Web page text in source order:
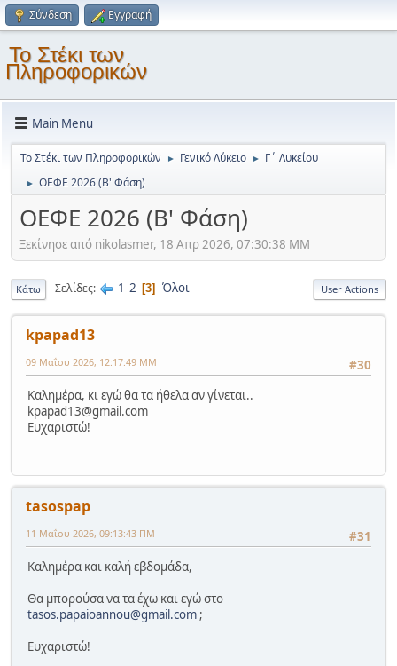
Σύνδεση Εγγραφή
Το Στέκι των
Πληροφορικών
Main Menu
Το Στέκι των Πληροφορικών ► Γενικό Λύκειο ► Γ΄ Λυκείου
► ΟΕΦΕ 2026 (Β' Φάση)
ΟΕΦΕ 2026 (Β' Φάση)
Ξεκίνησε από nikolasmer, 18 Απρ 2026, 07:30:38 ΜΜ
Κάτω Σελίδες 1 2 3 Όλοι User Actions
kpapad13
#30
09 Μαΐου 2026, 12:17:49 ΜΜ
Καλημέρα, κι εγώ θα τα ήθελα αν γίνεται..
kpapad13@gmail.com
Ευχαριστώ!
tasospap
#31
11 Μαΐου 2026, 09:13:43 ΠΜ
Καλημέρα και καλή εβδομάδα,
Θα μπορούσα να τα έχω και εγώ στο
tasos.papaioannou@gmail.com ;
Ευχαριστώ!